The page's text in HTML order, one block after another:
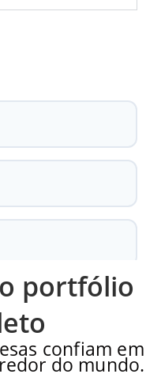
portfólio
confiam em
do mundo.